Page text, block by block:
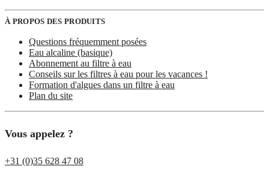
À PROPOS DES PRODUITS
Questions fréquemment posées
Eau alcaline (basique)
Abonnement au filtre à eau
Conseils sur les filtres à eau pour les vacances !
Formation d'algues dans un filtre à eau
Plan du site
Vous appelez ?
+31 (0)35 628 47 08